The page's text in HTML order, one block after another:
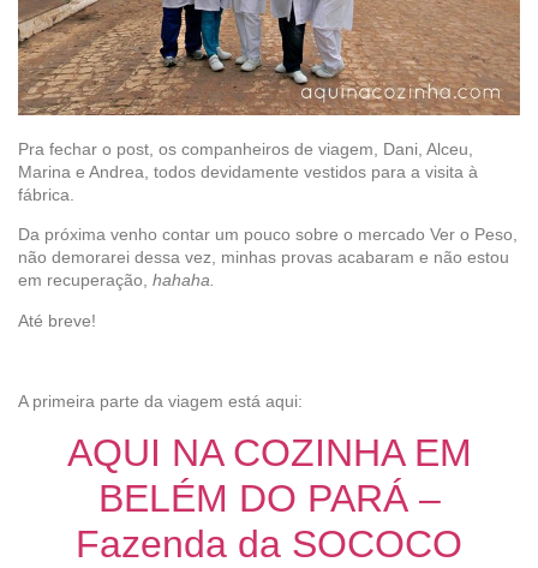
Pra fechar o post, os companheiros de viagem, Dani, Alceu,
Marina e Andrea, todos devidamente vestidos para a visita à
fábrica.
Da próxima venho contar um pouco sobre o mercado Ver o Peso,
não demorarei dessa vez, minhas provas acabaram e não estou
em recuperação, hahaha.
Até breve!
A primeira parte da viagem está aqui:
AQUI NA COZINHA EM
BELÉM DO PARÁ –
Fazenda da SOCOCO